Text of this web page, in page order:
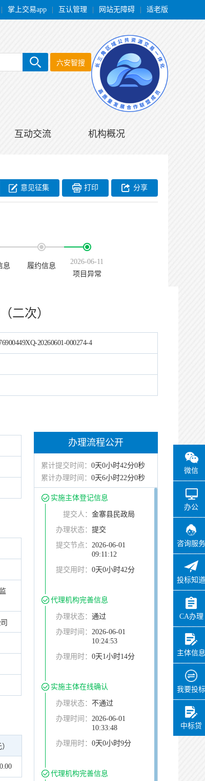
掌上交易app 互认管理 网站无障碍 适老版
六安智搜
互动交流 机构概况
微信
办公
咨询服务
投标知道
CA办理
主体信息
我要投标
中标贷
意见征集 分享
打印
息 履约信息
2026-06-11
项目异常
二次）
20260601-000274-4
办理流程公开
累计提交时间： 0天0小时42分0秒
累计办理时间： 0天6小时22分0秒
实施主体登记信息
提交人： 金寨县民政局
办理状态： 提交
提交节点： 2026-06-01
09:11:12
提交用时： 0天0小时42分
代理机构完善信息
办理状态： 通过
办理时间： 2026-06-01
10:24:53
办理用时： 0天1小时14分
实施主体在线确认
办理状态： 不通过
办理时间： 2026-06-01
10:33:48
办理用时： 0天0小时9分
代理机构完善信息